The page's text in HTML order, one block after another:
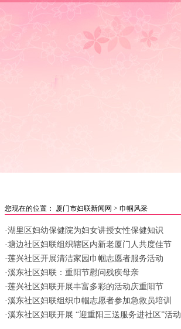
您现在的位置： 厦门市妇联新闻网 > 巾帼风采
·湖里区妇幼保健院为妇女讲授女性保健知识
·塘边社区妇联组织辖区内新老厦门人共度佳节
·莲兴社区开展清洁家园巾帼志愿者服务活动
·溪东社区妇联：重阳节慰问残疾母亲
·莲兴社区妇联开展丰富多彩的活动庆重阳节
·溪东社区妇联组织巾帼志愿者参加急救员培训
·溪东社区妇联开展 “迎重阳三送服务进社区”活动